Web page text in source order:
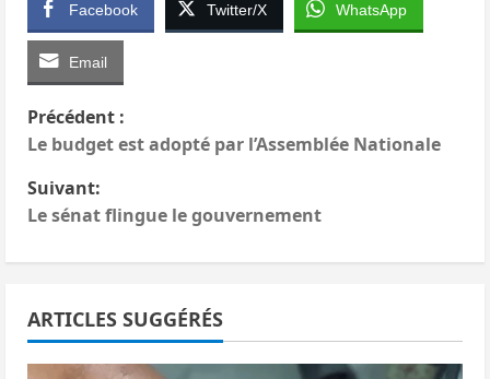
Facebook Twitter/X WhatsApp
Email
N
a
v
i
g
a
Précédent :
Le budget est adopté par l’Assemblée Nationale
Suivant:
Le sénat flingue le gouvernement
ARTICLES SUGGÉRÉS